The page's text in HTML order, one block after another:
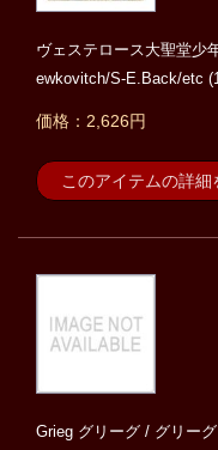
ヴェステロース大聖堂少
ewkovitch/S-E.Back/etc
価格：2,626円
このアイテムの詳細
Grieg グリーグ / グリー